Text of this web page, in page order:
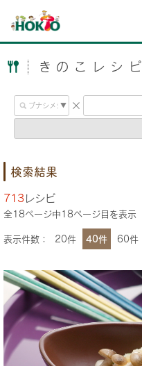
きのこレシピ
検索結果
713 レシピ
全18ページ中18ページ目を表示
表示件数： 20件 40件 60件